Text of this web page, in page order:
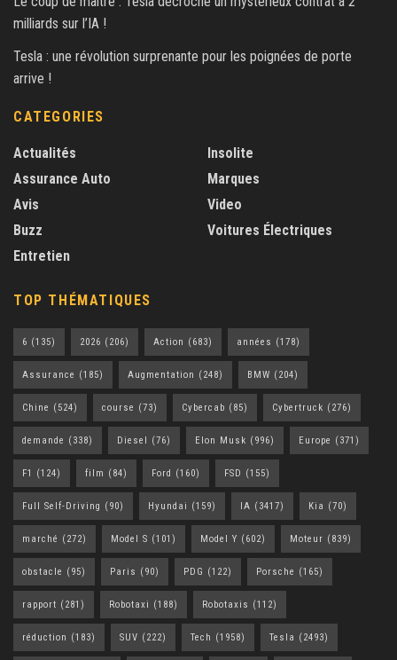
milliards sur l’IA !
Tesla : une révolution surprenante pour les poignées de porte
arrive !
CATEGORIES
Actualités
Assurance Auto
Avis
Buzz
Entretien
Insolite
Marques
Video
Voitures Électriques
TOP THÉMATIQUES
6 (135) 2026 (206) Action (683) années (178)
Assurance (185) Augmentation (248) BMW (204)
Chine (524) course (73) Cybercab (85) Cybertruck (276)
demande (338) Diesel (76) Elon Musk (996) Europe (371)
F1 (124) film (84) Ford (160) FSD (155)
Full Self-Driving (90) Hyundai (159) IA (3417) Kia (70)
marché (272) Model S (101) Model Y (602) Moteur (839)
obstacle (95) Paris (90) PDG (122) Porsche (165)
rapport (281) Robotaxi (188) Robotaxis (112)
réduction (183) SUV (222) Tech (1958) Tesla (2493)